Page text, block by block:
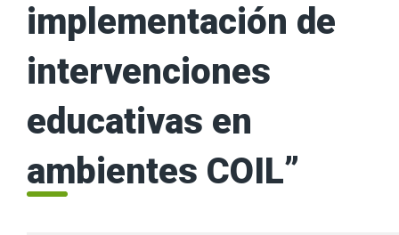
implementación de
intervenciones
educativas en
ambientes COIL”